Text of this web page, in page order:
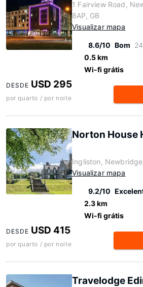
1 Fairview Road,
8AP, GB
Visualizar mapa
8.6/10 Bom
0.5 km
Wi-fi grátis
DESDE USD 295
por quarto / por noite
Norton House
Ingliston,
Visualizar mapa
9.2/10
2.3 km
Wi-fi grátis
DESDE USD 415
por quarto / por noite
Travelodge